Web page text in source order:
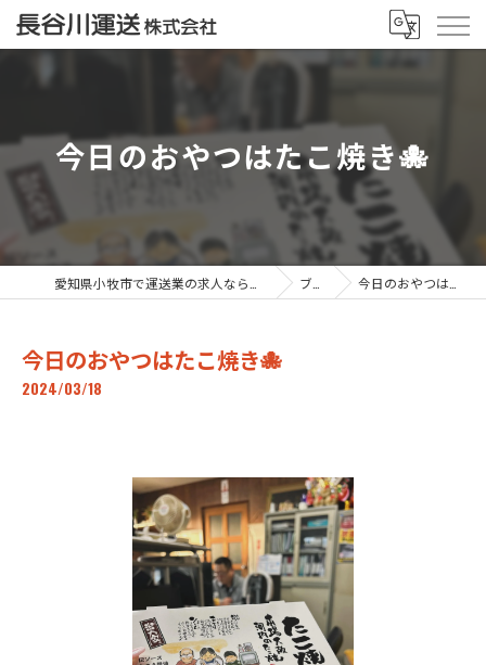
今日のおやつはたこ焼き🐙
ブログ 今日のおやつはたこ焼き🐙
今日のおやつはたこ焼き🐙
2024/03/18